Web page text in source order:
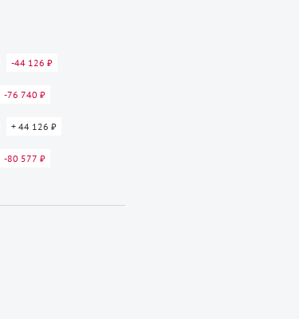
-44 126 ₽
-76 740 ₽
+ 44 126 ₽
-80 577 ₽